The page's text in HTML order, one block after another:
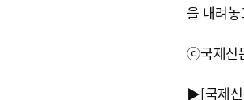
을 내려
ⓒ국제신
▶[국제